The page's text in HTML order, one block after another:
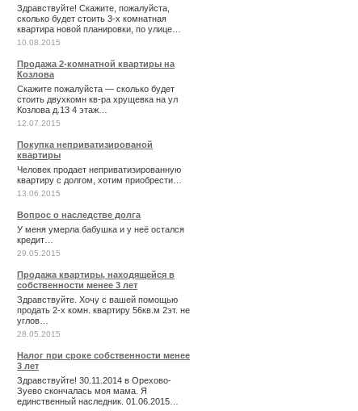
Здравствуйте! Скажите, пожалуйста,
сколько будет стоить 3-х комнатная
квартира новой планировки, по улице…
10.08.2015
Продажа 2-комнатной квартиры на
Козлова
Скажите пожалуйста — сколько будет
стоить двухкомн кв-ра хрущевка на ул
Козлова д.13 4 этаж…
12.07.2015
Покупка неприватизированой
квартиры
Человек продает неприватизированную
квартиру с долгом, хотим приобрести…
13.06.2015
Вопрос о наследстве долга
У меня умерла бабушка и у неё остался
кредит…
29.05.2015
Продажа квартиры, находящейся в
собственности менее 3 лет
Здравствуйте. Хочу с вашей помощью
продать 2-х комн. квартиру 56кв.м 2эт. не
углов…
28.05.2015
Налог при сроке собственности менее
3 лет
Здравствуйте! 30.11.2014 в Орехово-
Зуево скончалась моя мама. Я
единственный наследник. 01.06.2015…